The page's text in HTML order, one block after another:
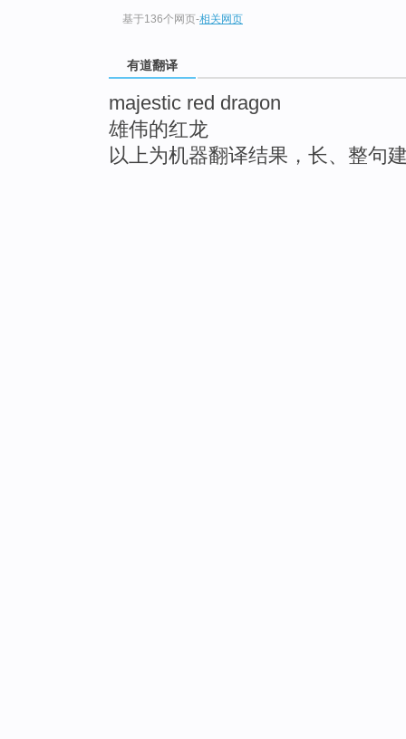
基于136个网页-相关网页
有道翻译
majestic red dragon
雄伟的红龙
以上为机器翻译结果，长、整句